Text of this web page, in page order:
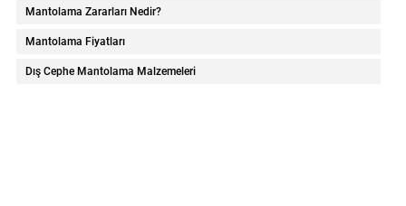
Mantolama Zararları Nedir?
Mantolama Fiyatları
Dış Cephe Mantolama Malzemeleri